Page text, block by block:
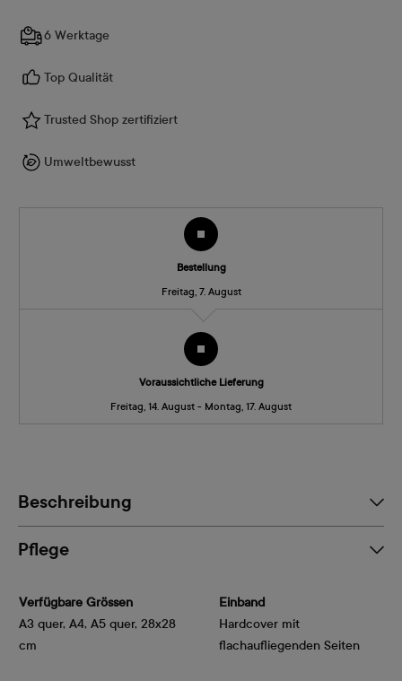
6 Werktage
Top Qualität
Trusted Shop zertifiziert
Umweltbewusst
Bestellung
Freitag, 7. August
Voraussichtliche Lieferung
Freitag, 14. August - Montag, 17. August
Beschreibung
Pflege
Verfügbare Grössen
A3 quer, A4, A5 quer, 28x28
cm
Einband
Hardcover mit
flachaufliegenden Seiten